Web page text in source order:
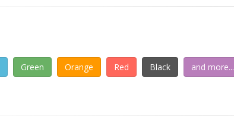
Green Orange Red Black and more...